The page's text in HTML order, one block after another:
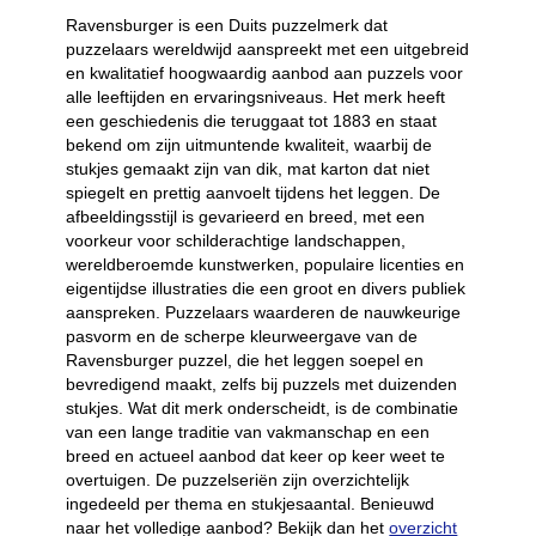
Ravensburger is een Duits puzzelmerk dat
puzzelaars wereldwijd aanspreekt met een uitgebreid
en kwalitatief hoogwaardig aanbod aan puzzels voor
alle leeftijden en ervaringsniveaus. Het merk heeft
een geschiedenis die teruggaat tot 1883 en staat
bekend om zijn uitmuntende kwaliteit, waarbij de
stukjes gemaakt zijn van dik, mat karton dat niet
spiegelt en prettig aanvoelt tijdens het leggen. De
afbeeldingsstijl is gevarieerd en breed, met een
voorkeur voor schilderachtige landschappen,
wereldberoemde kunstwerken, populaire licenties en
eigentijdse illustraties die een groot en divers publiek
aanspreken. Puzzelaars waarderen de nauwkeurige
pasvorm en de scherpe kleurweergave van de
Ravensburger puzzel, die het leggen soepel en
bevredigend maakt, zelfs bij puzzels met duizenden
stukjes. Wat dit merk onderscheidt, is de combinatie
van een lange traditie van vakmanschap en een
breed en actueel aanbod dat keer op keer weet te
overtuigen. De puzzelseriën zijn overzichtelijk
ingedeeld per thema en stukjesaantal. Benieuwd
naar het volledige aanbod? Bekijk dan hetoverzicht